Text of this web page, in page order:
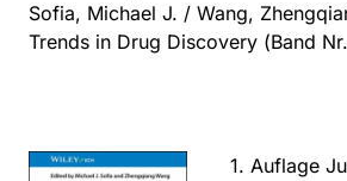
Sofia, Michael J. / Wang,
Trends in Drug Discovery (Band
1. Auflage